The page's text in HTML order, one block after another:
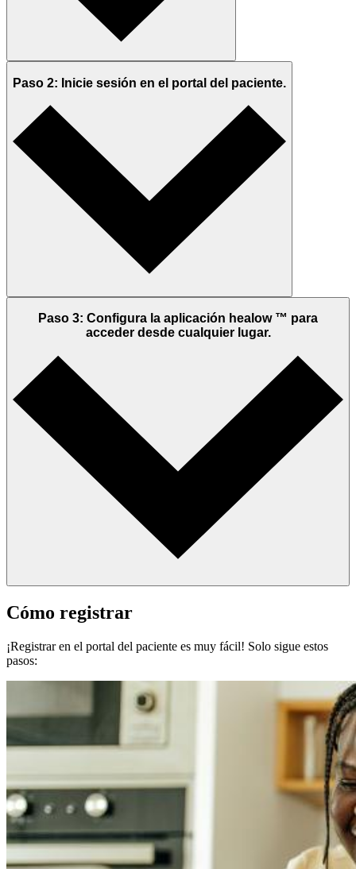
Paso 2: Inicie sesión en el portal del paciente.
Paso 3: Configura la aplicación healow ™ para
acceder desde cualquier lugar.
Cómo registrar
¡Registrar en el portal del paciente es muy fácil! Solo sigue estos
pasos: